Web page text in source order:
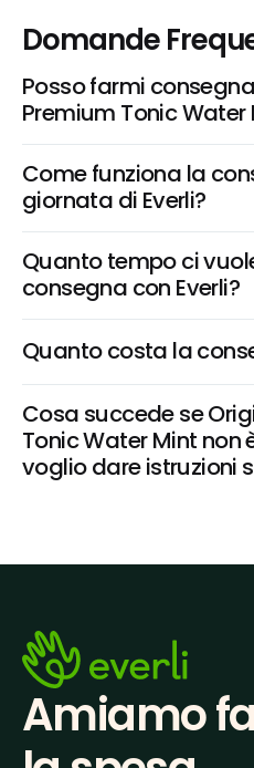
Domande
Posso farmi
Premium Tonic Water
Come funziona la
giornata di Everli?
Quanto tempo ci
consegna con Everli?
Quanto costa la
Cosa succede se
Tonic Water Mint non
voglio dare istruzioni
Amiamo